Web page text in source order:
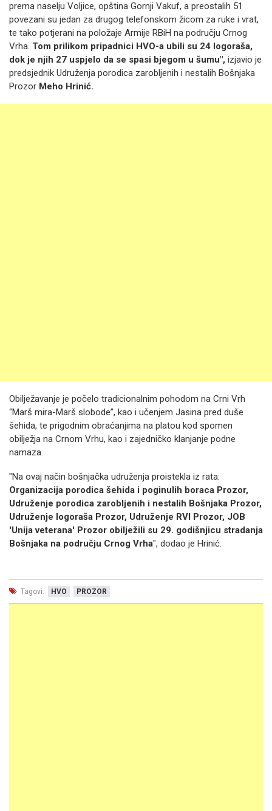
prema naselju Voljice, opština Gornji Vakuf, a preostalih 51
povezani su jedan za drugog telefonskom žicom za ruke i vrat,
te tako potjerani na položaje Armije RBiH na području Crnog
Vrha. Tom prilikom pripadnici HVO-a ubili su 24 logoraša,
dok je njih 27 uspjelo da se spasi bjegom u šumu", izjavio je
predsjednik Udruženja porodica zarobljenih i nestalih Bošnjaka
Prozor Meho Hrinić.
Obilježavanje je počelo tradicionalnim pohodom na Crni Vrh
“Marš mira-Marš slobode”, kao i učenjem Jasina pred duše
šehida, te prigodnim obraćanjima na platou kod spomen
obilježja na Crnom Vrhu, kao i zajedničko klanjanje podne
namaza.
"Na ovaj način bošnjačka udruženja proistekla iz rata:
Organizacija porodica šehida i poginulih boraca Prozor,
Udruženje porodica zarobljenih i nestalih Bošnjaka Prozor,
Udruženje logoraša Prozor, Udruženje RVI Prozor, JOB
'Unija veterana' Prozor obilježili su 29. godišnjicu stradanja
Bošnjaka na području Crnog Vrha", dodao je Hrinić.
Tagovi: HVO PROZOR